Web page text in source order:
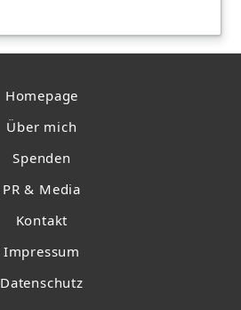
Homepage
Über mich
Spenden
PR & Media
Kontakt
Impressum
Datenschutz